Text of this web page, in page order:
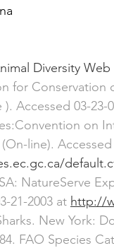
Diversity Web
for Conservation
Accessed 03-23-
on
line).
NatureServe
21-2003 at http://
New York:
FAO Species